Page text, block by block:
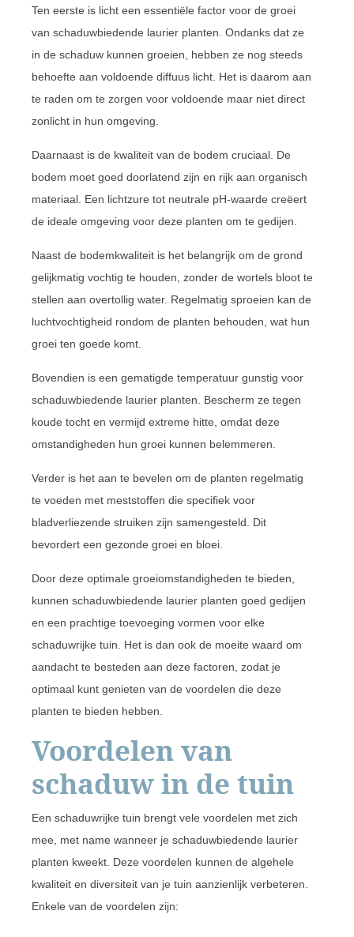
Ten eerste is licht een essentiële factor voor de groei
van schaduwbiedende laurier planten. Ondanks dat ze
in de schaduw kunnen groeien, hebben ze nog steeds
behoefte aan voldoende diffuus licht. Het is daarom aan
te raden om te zorgen voor voldoende maar niet direct
zonlicht in hun omgeving.
Daarnaast is de kwaliteit van de bodem cruciaal. De
bodem moet goed doorlatend zijn en rijk aan organisch
materiaal. Een lichtzure tot neutrale pH-waarde creëert
de ideale omgeving voor deze planten om te gedijen.
Naast de bodemkwaliteit is het belangrijk om de grond
gelijkmatig vochtig te houden, zonder de wortels bloot te
stellen aan overtollig water. Regelmatig sproeien kan de
luchtvochtigheid rondom de planten behouden, wat hun
groei ten goede komt.
Bovendien is een gematigde temperatuur gunstig voor
schaduwbiedende laurier planten. Bescherm ze tegen
koude tocht en vermijd extreme hitte, omdat deze
omstandigheden hun groei kunnen belemmeren.
Verder is het aan te bevelen om de planten regelmatig
te voeden met meststoffen die specifiek voor
bladverliezende struiken zijn samengesteld. Dit
bevordert een gezonde groei en bloei.
Door deze optimale groeiomstandigheden te bieden,
kunnen schaduwbiedende laurier planten goed gedijen
en een prachtige toevoeging vormen voor elke
schaduwrijke tuin. Het is dan ook de moeite waard om
aandacht te besteden aan deze factoren, zodat je
optimaal kunt genieten van de voordelen die deze
planten te bieden hebben.
Voordelen van
schaduw in de tuin
Een schaduwrijke tuin brengt vele voordelen met zich
mee, met name wanneer je schaduwbiedende laurier
planten kweekt. Deze voordelen kunnen de algehele
kwaliteit en diversiteit van je tuin aanzienlijk verbeteren.
Enkele van de voordelen zijn: